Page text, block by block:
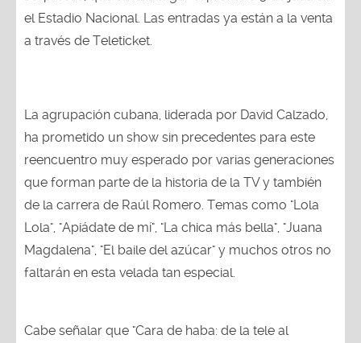
el Estadio Nacional. Las entradas ya están a la venta
a través de Teleticket.
La agrupación cubana, liderada por David Calzado,
ha prometido un show sin precedentes para este
reencuentro muy esperado por varias generaciones
que forman parte de la historia de la TV y también
de la carrera de Raúl Romero. Temas como "Lola
Lola", "Apiádate de mí", "La chica más bella", "Juana
Magdalena", "El baile del azúcar" y muchos otros no
faltarán en esta velada tan especial.
Cabe señalar que "Cara de haba: de la tele al